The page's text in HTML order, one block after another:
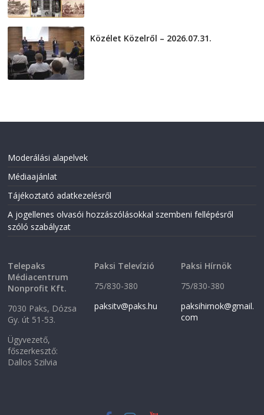
Közélet Közelről – 2026.07.31.
Moderálási alapelvek
Médiaajánlat
Tájékoztató adatkezelésről
A jogellenes olvasói hozzászólásokkal szembeni fellépésről
szóló szabályzat
Telepaks
Médiacentrum
Nonprofit Kft.
7030 Paks, Dózsa
Gy. út 51-53.
Ügyvezető,
főszerkesztő:
Dallos Szilvia
Paksi Televízió
75/830-380
paksitv@paks.hu
Paksi Hírnök
75/830-380
paksihirnok@gmail.
com